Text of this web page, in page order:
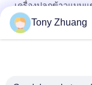
เครื่องปลูกข้าวแบบ
การเกษตร 6 แถวเค
Tony Zhuang